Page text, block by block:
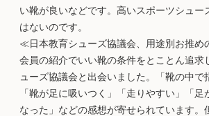
い靴が良いなどです。高いスポーツシュー
はないのです。
≪日本教育シューズ協議会、用途別お推
会員の紹介でいい靴の条件をとことん追求
ューズ協議会と出会いました。「靴の中で
「靴が足に吸いつく」「走りやすい」「足
なった」などの感想が寄せられています。